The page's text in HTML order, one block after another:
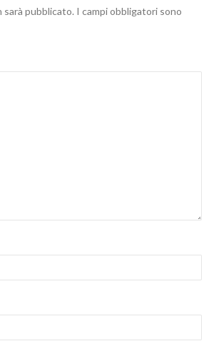
sarà pubblicato. I campi obbligatori sono